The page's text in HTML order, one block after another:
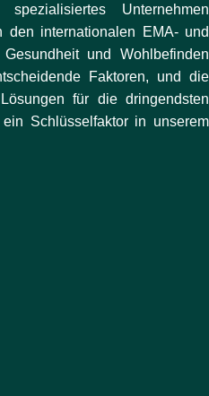
spezialisiertes Unternehmen
den internationalen EMA- und
und Wohlbefinden
Faktoren, und die
für die dringendsten
Schlüsselfaktor in unserem